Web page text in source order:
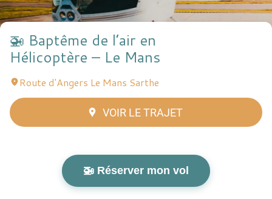
🚁 Baptême de l’air en
Hélicoptère – Le Mans
Route d'Angers Le Mans Sarthe
VOIR LE TRAJET
🚁 Réserver mon vol